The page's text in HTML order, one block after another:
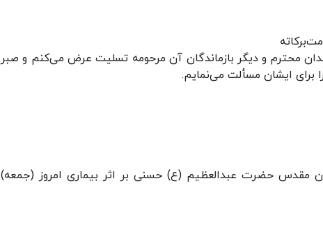
محترم و دیگر بازماندگان آن مرحومه تسلیت عرض می‌کنم و صبر
برای ایشان مسألت می‌نمایم.
حضرت عبدالعظیم (ع) حسنی بر اثر بیماری امروز (جمعه)